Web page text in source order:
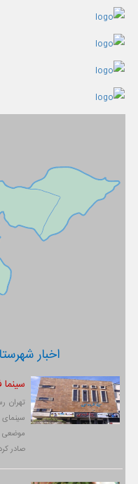
اخبار
صادر